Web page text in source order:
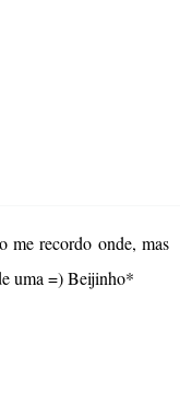
me recordo onde, mas
uma =) Beijinho*